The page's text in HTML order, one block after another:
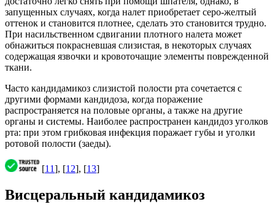
запущенных случаях, когда налет приобретает серо-желтый
оттенок и становится плотнее, сделать это становится трудно.
При насильственном сдвигании плотного налета может
обнажиться покрасневшая слизистая, в некоторых случаях
содержащая язвочки и кровоточащие элементы поврежденной
ткани.
Часто кандидамикоз слизистой полости рта сочетается с
другими формами кандидоза, когда поражение
распространяется на половые органы, а также на другие
органы и системы. Наиболее распространен кандидоз уголков
рта: при этом грибковая инфекция поражает губы и уголки
ротовой полости (заеды).
[11], [12], [13]
Висцеральный кандидамикоз